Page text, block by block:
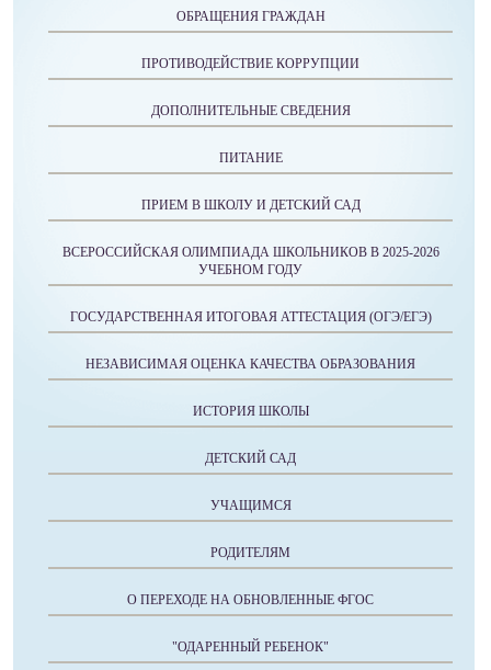
ОБРАЩЕНИЯ ГРАЖДАН
ПРОТИВОДЕЙСТВИЕ КОРРУПЦИИ
ДОПОЛНИТЕЛЬНЫЕ СВЕДЕНИЯ
ПИТАНИЕ
ПРИЕМ В ШКОЛУ И ДЕТСКИЙ САД
ВСЕРОССИЙСКАЯ ОЛИМПИАДА ШКОЛЬНИКОВ В 2025-2026
УЧЕБНОМ ГОДУ
ГОСУДАРСТВЕННАЯ ИТОГОВАЯ АТТЕСТАЦИЯ (ОГЭ/ЕГЭ)
НЕЗАВИСИМАЯ ОЦЕНКА КАЧЕСТВА ОБРАЗОВАНИЯ
ИСТОРИЯ ШКОЛЫ
ДЕТСКИЙ САД
УЧАЩИМСЯ
РОДИТЕЛЯМ
О ПЕРЕХОДЕ НА ОБНОВЛЕННЫЕ ФГОС
"ОДАРЕННЫЙ РЕБЕНОК"